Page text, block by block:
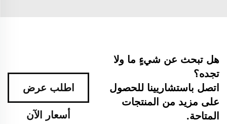
هل تبحث عن شيءٍ ما ولا
تجده؟
اتصل باستشاريينا للحصول
على مزيد من المنتجات
المتاحة.
اطلب عرض
أسعار الآن